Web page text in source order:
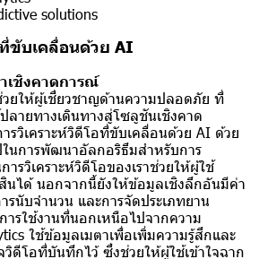
solutions
ขับเคลื่อนด้วย AI
เชิงคาดการณ์
วยให้ผู้เชี่ยวชาญด้านความปลอดภัย ที่
ลายทางเดินทางสู่โซลูชันเชิงคาด
รวิเคราะห์วิดีโอที่ขับเคลื่อนด้วย AI ด้วย
นการพัฒนาอัลกอริธึมสำหรับการ
รวิเคราะห์วิดีโอของเราช่วยให้ผู้ใช้
ได้ นอกจากนี้ยังให้ข้อมูลเชิงลึกอันมีค่า
รนับจำนวน และการจัดประเภทยาน
รใช้งานที่นอกเหนือไปจากความ
ใช้ข้อมูลเมตาเพื่อเพิ่มความรู้สึกและ
วิดีโอที่บันทึกไว้ ซึ่งช่วยให้ผู้ใช้เข้าใจฉาก